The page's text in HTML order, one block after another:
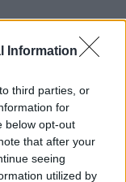
Information
third parties, or
for
below opt-out
that after your
seeing
utilized by
cikk, amit
Az olvasónak
témára
Adja meg saját
és ezeket
során.
amikor